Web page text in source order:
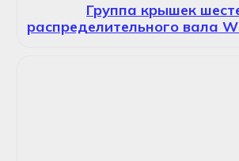
Группа крышек
распределительного вала